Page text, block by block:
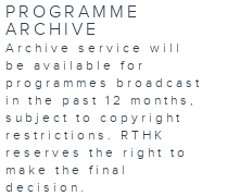
PROGRAMME
ARCHIVE
Archive service will
be available for
programmes broadcast
in the past 12 months,
subject to copyright
restrictions. RTHK
reserves the right to
make the final
decision.